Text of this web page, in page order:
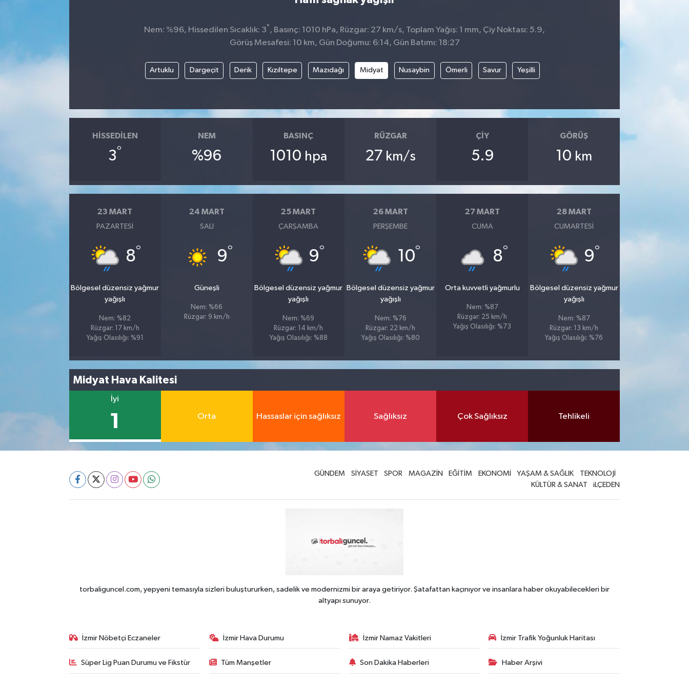
Nem: %96, Hissedilen Sıcaklık: 3° , Basınç: 1010 hPa, Rüzgar: 27 km/s, Toplam Yağış: 1 mm, Çiy Noktası: 5.9,
Görüş Mesafesi: 10 km, Gün Doğumu: 6:14, Gün Batımı: 18:27
Artuklu Dargeçit Derik Kızıltepe Mazıdağı Midyat Nusaybin Ömerli Savur Yeşilli
HISSEDILEN
3°
NEM
%96
BASINÇ
1010 hpa
RÜZGAR
27 km/s
ÇIY
5.9
GÖRÜŞ
10 km
23 MART
PAZARTESI
8°
Bölgesel düzensiz yağmur
yağışlı
Nem: %82
Rüzgar: 17 km/h
Yağış Olasılığı: %91
24 MART
SALI
9°
Güneşli
Nem: %66
Rüzgar: 9 km/h
25 MART
ÇARŞAMBA
9°
Bölgesel düzensiz yağmur
yağışlı
Nem: %69
Rüzgar: 14 km/h
Yağış Olasılığı: %88
26 MART
PERŞEMBE
10°
Bölgesel düzensiz yağmur
yağışlı
Nem: %76
Rüzgar: 22 km/h
Yağış Olasılığı: %80
27 MART
CUMA
8°
Orta kuvvetli yağmurlu
Nem: %87
Rüzgar: 25 km/h
Yağış Olasılığı: %73
28 MART
CUMARTESI
9°
Bölgesel düzensiz yağmur
yağışlı
Nem: %87
Rüzgar: 13 km/h
Yağış Olasılığı: %76
Midyat Hava Kalitesi
İyi
1 Orta Hassaslar için sağlıksız Sağlıksız Çok Sağlıksız Tehlikeli
GÜNDEM SİYASET SPOR MAGAZİN EĞİTİM EKONOMİ YAŞAM & SAĞLIK
TEKNOLOJİ
KÜLTÜR & SANAT
iLÇEDEN
torbaliguncel.com, yepyeni temasıyla sizleri buluştururken, sadelik ve modernizmi bir araya getiriyor. Şatafattan kaçınıyor ve insanlara haber okuyabilecekleri bir
altyapı sunuyor.
İzmir Nöbetçi Eczaneler İzmir Hava Durumu İzmir Namaz Vakitleri İzmir Trafik Yoğunluk Haritası
Süper Lig Puan Durumu ve Fikstür Tüm Manşetler Son Dakika Haberleri Haber Arşivi